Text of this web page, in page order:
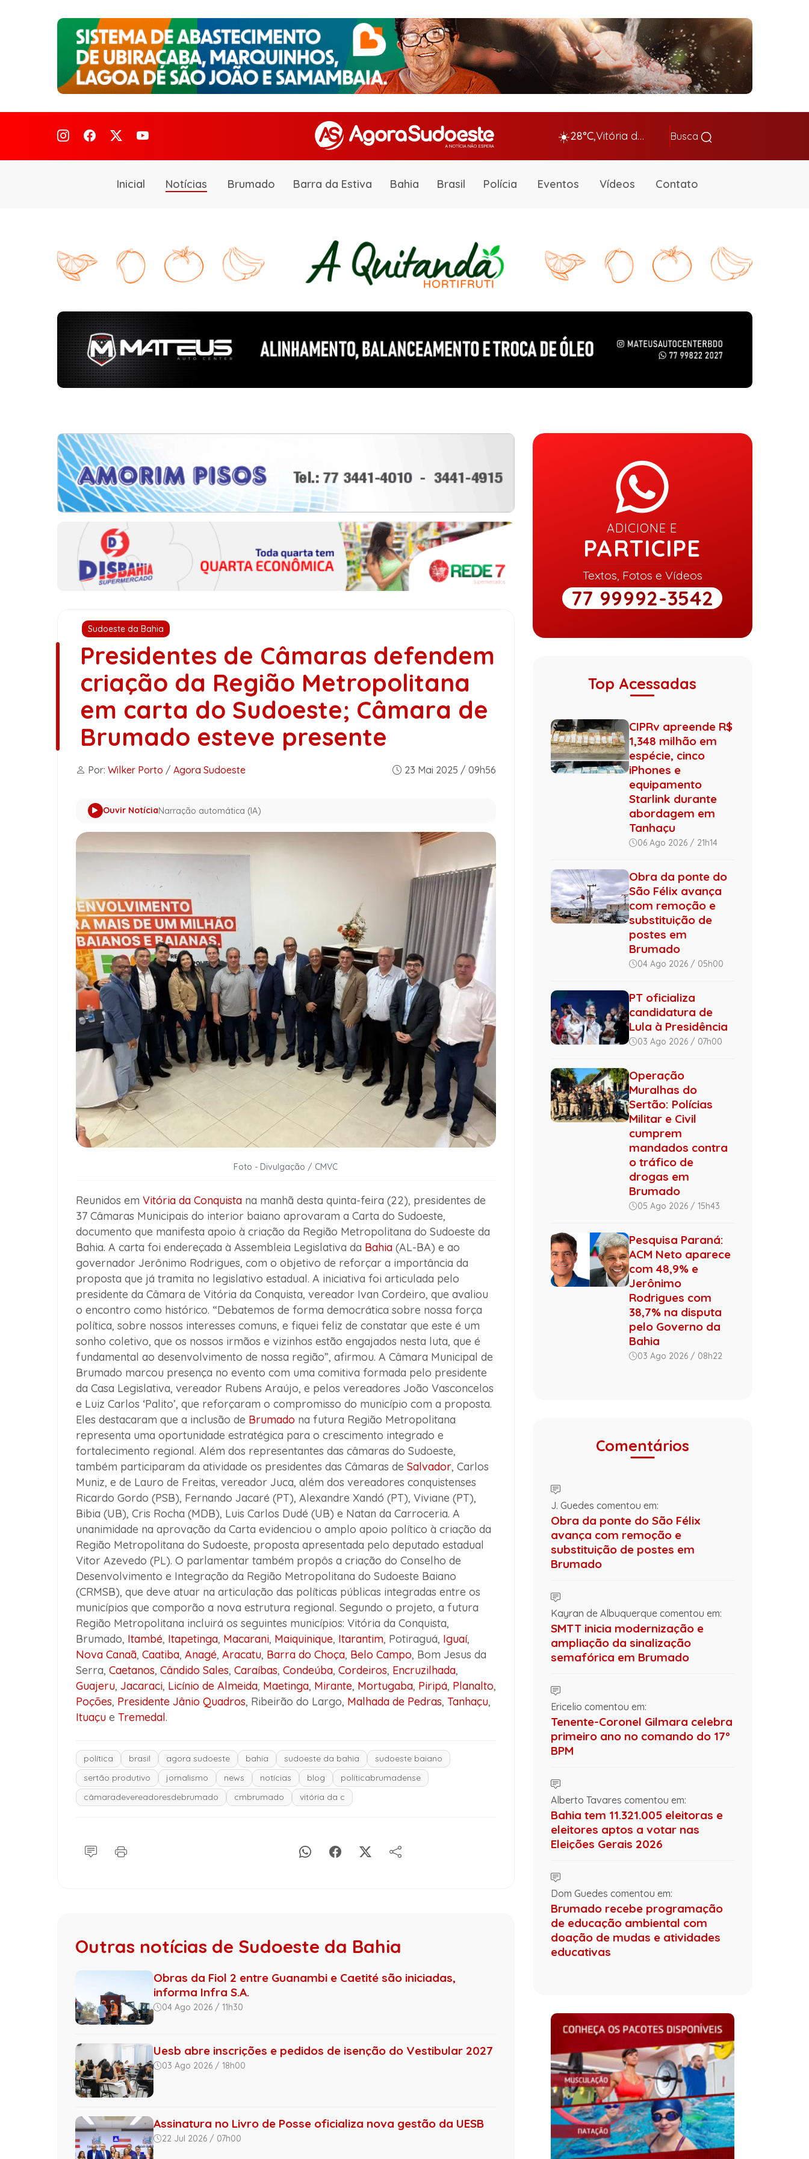
☀️28°C, Vitória da Conq… Busca
Inicial Notícias Brumado Barra da Estiva Bahia Brasil Polícia Eventos Vídeos Contato
Sudoeste da Bahia
Presidentes de Câmaras defendem
criação da Região Metropolitana
em carta do Sudoeste; Câmara de
Brumado esteve presente
Por: Wilker Porto / Agora Sudoeste 23 Mai 2025 / 09h56
Ouvir NotíciaNarração automática (IA)
Foto - Divulgação / CMVC
Reunidos em Vitória da Conquistana manhã desta quinta-feira (22), presidentes de
37 Câmaras Municipais do interior baiano aprovaram a Carta do Sudoeste,
documento que manifesta apoio à criação da Região Metropolitana do Sudoeste da
Bahia. A carta foi endereçada à Assembleia Legislativa da Bahia(AL-BA) e ao
governador Jerônimo Rodrigues, com o objetivo de reforçar a importância da
proposta que já tramita no legislativo estadual. A iniciativa foi articulada pelo
presidente da Câmara de Vitória da Conquista, vereador Ivan Cordeiro, que avaliou
o encontro como histórico. “Debatemos de forma democrática sobre nossa força
política, sobre nossos interesses comuns, e fiquei feliz de constatar que este é um
sonho coletivo, que os nossos irmãos e vizinhos estão engajados nesta luta, que é
fundamental ao desenvolvimento de nossa região”, afirmou. A Câmara Municipal de
Brumado marcou presença no evento com uma comitiva formada pelo presidente
da Casa Legislativa, vereador Rubens Araújo, e pelos vereadores João Vasconcelos
e Luiz Carlos ‘Palito’, que reforçaram o compromisso do município com a proposta.
Eles destacaram que a inclusão de Brumado na futura Região Metropolitana
representa uma oportunidade estratégica para o crescimento integrado e
fortalecimento regional. Além dos representantes das câmaras do Sudoeste,
também participaram da atividade os presidentes das Câmaras de Salvador, Carlos
Muniz, e de Lauro de Freitas, vereador Juca, além dos vereadores conquistenses
Ricardo Gordo (PSB), Fernando Jacaré (PT), Alexandre Xandó (PT), Viviane (PT),
Bibia (UB), Cris Rocha (MDB), Luis Carlos Dudé (UB) e Natan da Carroceria. A
unanimidade na aprovação da Carta evidenciou o amplo apoio político à criação da
Região Metropolitana do Sudoeste, proposta apresentada pelo deputado estadual
Vitor Azevedo (PL). O parlamentar também propôs a criação do Conselho de
Desenvolvimento e Integração da Região Metropolitana do Sudoeste Baiano
(CRMSB), que deve atuar na articulação das políticas públicas integradas entre os
municípios que comporão a nova estrutura regional. Segundo o projeto, a futura
Região Metropolitana incluirá os seguintes municípios: Vitória da Conquista,
Brumado, Itambé, Itapetinga, Macarani, Maiquinique, Itarantim, Potiraguá, Iguaí,
Nova Canaã, Caatiba, Anagé, Aracatu, Barra do Choça, Belo Campo, Bom Jesus da
Serra, Caetanos, Cândido Sales, Caraíbas, Condeúba, Cordeiros, Encruzilhada,
Guajeru, Jacaraci, Licínio de Almeida, Maetinga, Mirante, Mortugaba, Piripá, Planalto,
Poções, Presidente Jânio Quadros, Ribeirão do Largo, Malhada de Pedras, Tanhaçu,
Ituaçue Tremedal.
política brasil agora sudoeste bahia sudoeste da bahia
sudoeste baiano
sertão produtivo
jornalismo news notícias blog
políticabrumadense
câmaradevereadoresdebrumado
cmbrumado vitória da c
Outras notícias de Sudoeste da Bahia
Obras da Fiol 2 entre Guanambi e Caetité são iniciadas,
informa Infra S.A.
04 Ago 2026 / 11h30
Uesb abre inscrições e pedidos de isenção do Vestibular 2027
03 Ago 2026 / 18h00
Assinatura no Livro de Posse oficializa nova gestão da UESB
22 Jul 2026 / 07h00
ADICIONE E
PARTICIPE
Textos, Fotos e Vídeos
77 99992-3542
Top Acessadas
CIPRv apreende R$
1,348 milhão em
espécie, cinco
iPhones e
equipamento
Starlink durante
abordagem em
Tanhaçu
06 Ago 2026 / 21h14
Obra da ponte do
São Félix avança
com remoção e
substituição de
postes em
Brumado
04 Ago 2026 / 05h00
PT oficializa
candidatura de
Lula à Presidência
03 Ago 2026 / 07h00
Operação
Muralhas do
Sertão: Polícias
Militar e Civil
cumprem
mandados contra
o tráfico de
drogas em
Brumado
05 Ago 2026 / 15h43
Pesquisa Paraná:
ACM Neto aparece
com 48,9% e
Jerônimo
Rodrigues com
38,7% na disputa
pelo Governo da
Bahia
03 Ago 2026 / 08h22
Comentários
J. Guedes comentou em:
Obra da ponte do São Félix
avança com remoção e
substituição de postes em
Brumado
Kayran de Albuquerque comentou em:
SMTT inicia modernização e
ampliação da sinalização
semafórica em Brumado
Ericelio comentou em:
Tenente-Coronel Gilmara celebra
primeiro ano no comando do 17º
BPM
Alberto Tavares comentou em:
Bahia tem 11.321.005 eleitoras e
eleitores aptos a votar nas
Eleições Gerais 2026
Dom Guedes comentou em:
Brumado recebe programação
de educação ambiental com
doação de mudas e atividades
educativas